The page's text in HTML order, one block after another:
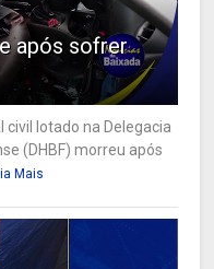
após sofrer
civil lotado na Delegacia
(DHBF) morreu após
Mais